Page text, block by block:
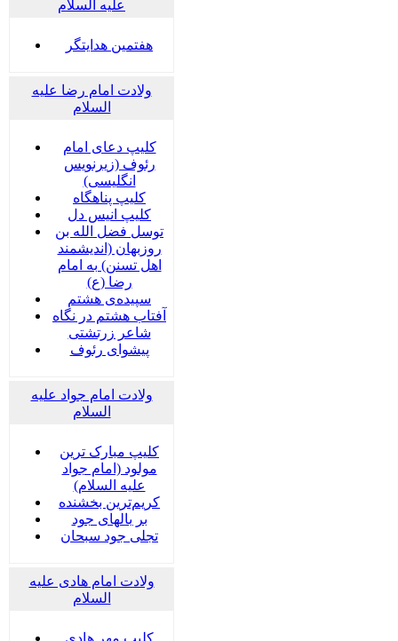
علیه السلام
هفتمین هدایتگر
ولادت امام رضا علیه
السلام
کلیپ دعای امام
رئوف (زیرنویس
انگلیسی)
کلیپ پناهگاه
کلیپ انیس دل
توسل فضل الله بن
روزبهان (اندیشمند
اهل تسنن) به امام
رضا (ع)
سپیده‌ی هشتم
آفتاب هشتم در نگاه
شاعر زرتشتی
پیشوای رئوف
ولادت امام جواد علیه
السلام
کلیپ مبارک ترین
مولود (امام جواد
علیه السلام)
کریم‌ترین بخشنده
بر بالهای جود
تجلی جود سبحان
ولادت امام هادی علیه
السلام
کلیپ مهر هادی